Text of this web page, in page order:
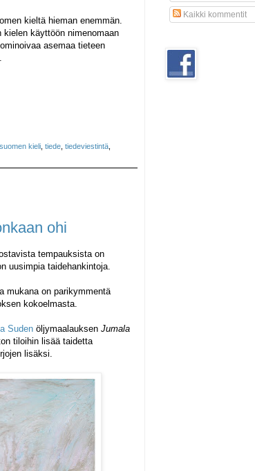
kieltä hieman enemmän.
kielen käyttöön nimenomaan
asemaa tieteen
suomen kieli tiede tiedeviestintä
ohi
tempauksista on
uusimpia taidehankintoja.
mukana on parikymmentä
kokoelmasta.
Suden öljymaalauksen Jumala
tiloihin lisää taidetta
lisäksi.
Kaikki kommentit